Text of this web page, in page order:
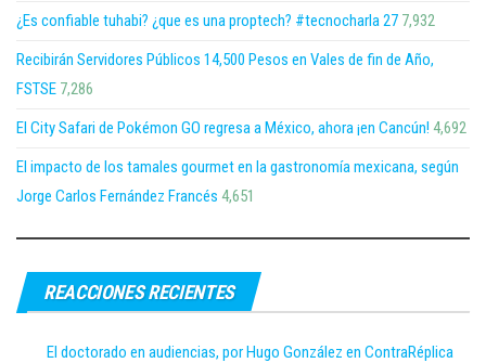
¿Es confiable tuhabi? ¿que es una proptech? #tecnocharla 27 7,932
Recibirán Servidores Públicos 14,500 Pesos en Vales de fin de Año,
FSTSE 7,286
El City Safari de Pokémon GO regresa a México, ahora ¡en Cancún! 4,692
El impacto de los tamales gourmet en la gastronomía mexicana, según
Jorge Carlos Fernández Francés 4,651
REACCIONES RECIENTES
El doctorado en audiencias, por Hugo González en ContraRéplica